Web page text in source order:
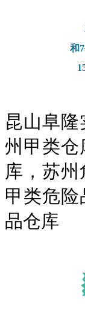
和
昆山阜
州甲类仓
库，苏州
甲类危
品仓库